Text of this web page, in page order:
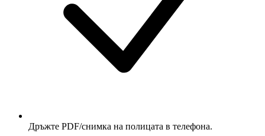
Дръжте PDF/снимка на полицата в телефона.